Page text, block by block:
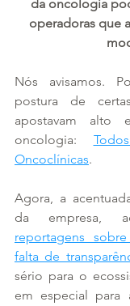
da oncologia
operadoras que
Nós avisamos.
postura de
apostavam alto
oncologia:
Oncoclínicas.
Agora, a
reportagens
falta de
sério para o
em especial para